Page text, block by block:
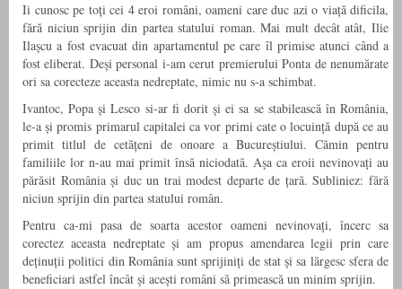
Ii cunosc pe toți cei 4 eroi români, oameni care duc azi o viață dificila,
fără niciun sprijin din partea statului roman. Mai mult decât atât, Ilie
Ilașcu a fost evacuat din apartamentul pe care îl primise atunci când a
fost eliberat. Deși personal i-am cerut premierului Ponta de nenumărate
ori sa corecteze aceasta nedreptate, nimic nu s-a schimbat.
Ivantoc, Popa și Lesco si-ar fi dorit și ei sa se stabilească în România,
le-a și promis primarul capitalei ca vor primi cate o locuință după ce au
primit titlul de cetățeni de onoare a Bucureștiului. Cămin pentru
familiile lor n-au mai primit însă niciodată. Așa ca eroii nevinovați au
părăsit România și duc un trai modest departe de țară. Subliniez: fără
niciun sprijin din partea statului român.
Pentru ca-mi pasa de soarta acestor oameni nevinovați, încerc sa
corectez aceasta nedreptate și am propus amendarea legii prin care
deținuții politici din România sunt sprijiniți de stat și sa lărgesc sfera de
beneficiari astfel încât și acești români să primească un minim sprijin.